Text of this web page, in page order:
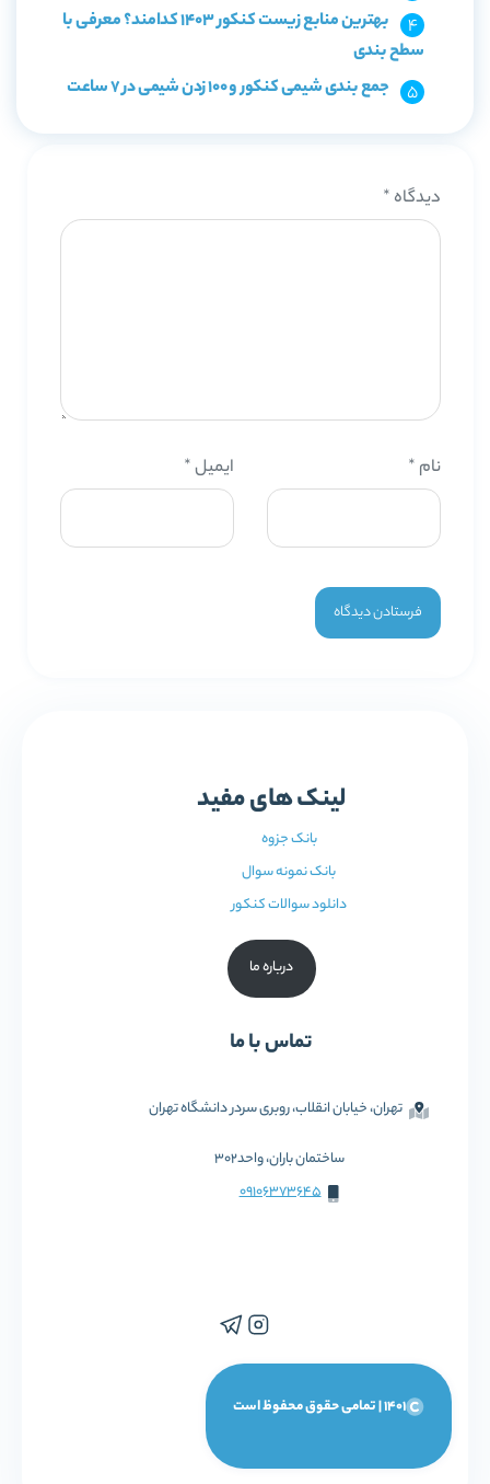
بهترین منابع زیست کنکور 1403 کدامند؟ معرفی با
سطح بندی
جمع بندی شیمی کنکور و 100 زدن شیمی در 7 ساعت
دیدگاه *
نام * ایمیل*
لینک های مفید
بانک جزوه
بانک نمونه سوال
دانلود سوالات کنکور
درباره ما
تماس با ما
تهران، خیابان انقلاب، روبری سردر دانشگاه تهران
ساختمان باران، واحد302
09106373645
1401 | تمامی حقوق محفوظ است